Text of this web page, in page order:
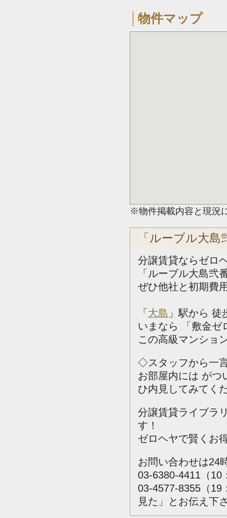
物件マップ
※物件掲載内容と現況
「ルーブル大
分譲賃貸ならゼロ
「ルーブル大島弐
ぜひ他社と初期費
「 大島 」駅から
いまなら 「敷金ゼ
この高級マンショ
◇スタッフから一
お部屋内には がつ
ひ内見してみてく
分譲賃貸ライブラ
す！
ゼロヘヤで賢くお
お問い合わせは24
03-6380-4411（10
03-4577-8355（
見た」とお伝え下